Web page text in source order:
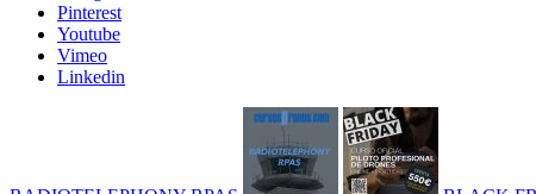
Pinterest
Youtube
Vimeo
Linkedin